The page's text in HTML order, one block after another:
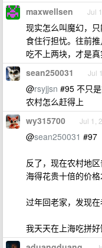
maxwellsen Jul
现实怎么叫魔幻，
食住行担忧。往前
吃不上两块，才是
sean250031 Jul
@rsyjjsn #95 不只
农村怎么赶得上
wy315700 Jul 1,
@sean250031 #97
反了，现在农村地
海得花贵十倍的价格
过年回老家，发现在
我天天在上海吃拼好